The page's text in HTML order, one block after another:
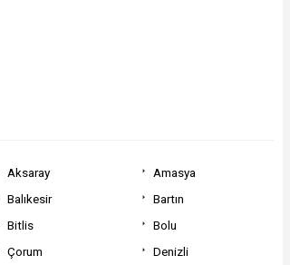
Aksaray
Amasya
Balıkesir
Bartın
Bitlis
Bolu
Çorum
Denizli